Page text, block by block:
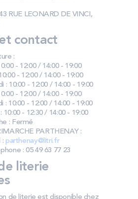
RUE LEONARD DE VINCI,
contact
:
- 12:00 / 14:00 - 19:00
- 12:00 / 14:00 - 19:00
: 10:00 - 12:00 / 14:00 - 19:00
- 12:00 / 14:00 - 19:00
: 10:00 - 12:00 / 14:00 - 19:00
10:00 - 12:30 / 14:00 - 19:00
: Fermé
PARTHENAY :
: parthenay@litri.fr
: 05 49 63 77 23
literie
de literie est disponible chez